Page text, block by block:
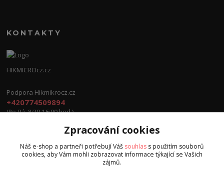
KONTAKTY
HIKMICROcz.cz
Podpora Hikmikrocz.cz
+420774509894
(Po-Pá, 8:30-16:00 hod.)
info@hikmicrocz.cz
Zpracování cookies
Náš e-shop a partneři potřebují Váš souhlas s použitím souborů
cookies, aby Vám mohli zobrazovat informace týkající se Vašich
zájmů.